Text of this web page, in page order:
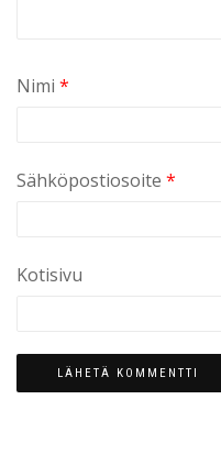
Nimi *
Sähköpostiosoite *
Kotisivu